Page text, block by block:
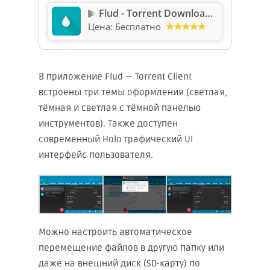
Flud - Torrent Downloader
Цена: Бесплатно
В приложение Flud — Torrent Client
встроены три темы оформления (светлая,
тёмная и светлая с тёмной панелью
инструментов). Также доступен
современный Holo графический UI
интерфейс пользователя.
Можно настроить автоматическое
перемещение файлов в другую папку или
даже на внешний диск (SD-карту) по